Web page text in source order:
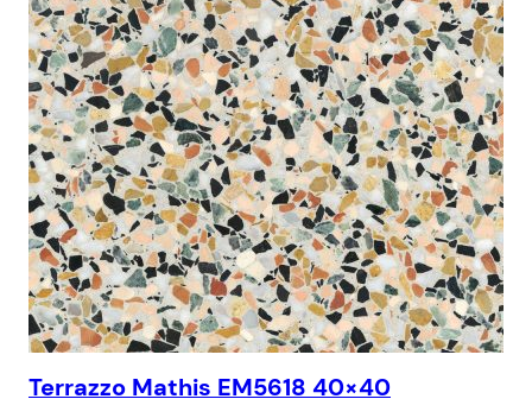
Terrazzo Mathis EM5618 40×40